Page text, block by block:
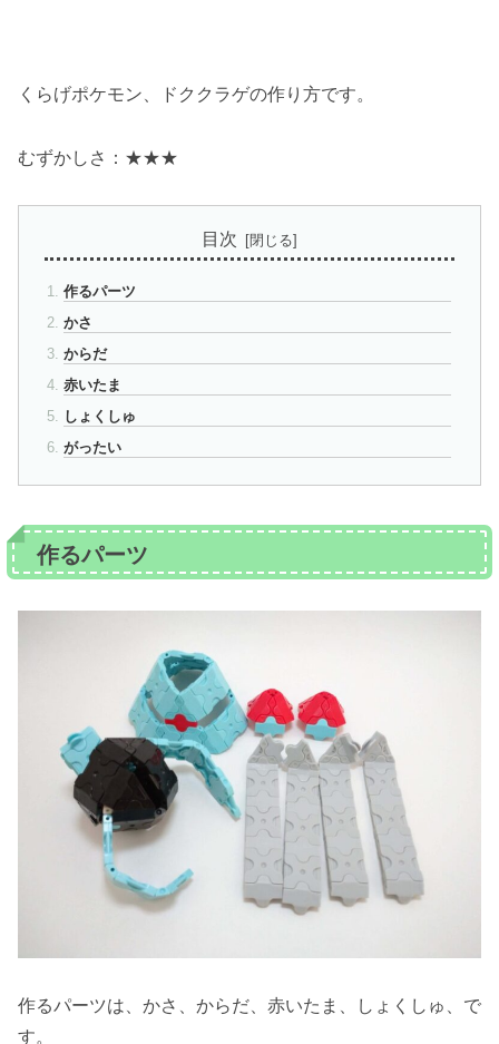
くらげポケモン、ドククラゲの作り方です。
むずかしさ：★★★
目次
作るパーツ
かさ
からだ
赤いたま
しょくしゅ
がったい
作るパーツ
作るパーツは、かさ、からだ、赤いたま、しょくしゅ、で
す。